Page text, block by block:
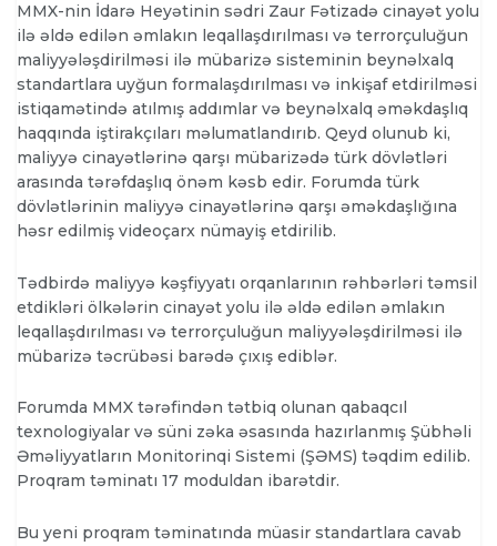
MMX-nin İdarə Heyətinin sədri Zaur Fətizadə cinayət yolu
ilə əldə edilən əmlakın leqallaşdırılması və terrorçuluğun
maliyyələşdirilməsi ilə mübarizə sisteminin beynəlxalq
standartlara uyğun formalaşdırılması və inkişaf etdirilməsi
istiqamətində atılmış addımlar və beynəlxalq əməkdaşlıq
haqqında iştirakçıları məlumatlandırıb. Qeyd olunub ki,
maliyyə cinayətlərinə qarşı mübarizədə türk dövlətləri
arasında tərəfdaşlıq önəm kəsb edir. Forumda türk
dövlətlərinin maliyyə cinayətlərinə qarşı əməkdaşlığına
həsr edilmiş videoçarx nümayiş etdirilib.
Tədbirdə maliyyə kəşfiyyatı orqanlarının rəhbərləri təmsil
etdikləri ölkələrin cinayət yolu ilə əldə edilən əmlakın
leqallaşdırılması və terrorçuluğun maliyyələşdirilməsi ilə
mübarizə təcrübəsi barədə çıxış ediblər.
Forumda MMX tərəfindən tətbiq olunan qabaqcıl
texnologiyalar və süni zəka əsasında hazırlanmış Şübhəli
Əməliyyatların Monitorinqi Sistemi (ŞƏMS) təqdim edilib.
Proqram təminatı 17 moduldan ibarətdir.
Bu yeni proqram təminatında müasir standartlara cavab